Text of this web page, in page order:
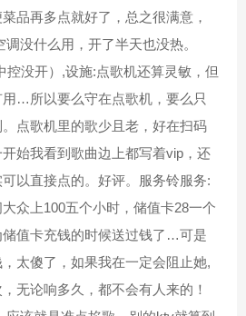
品再多点就好了，总之很满意，
没什么用，开了半天也没热。
控没开）,设施:点歌机还算灵敏，但
…所以要么守在点歌机，要么只
点歌机里的歌少且老，好在扫码
始我看到歌曲边上都写着vip，还
以直接点的。好评。服务铃服务:
众上100五个小时，储值卡28一个
值卡充钱的时候送过钱了…可是
太傻了，如果我在一定会阻止她,
无论响多久，都不会有人来的！